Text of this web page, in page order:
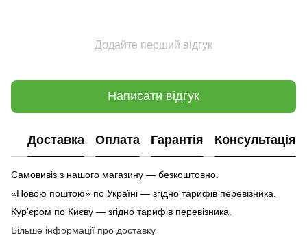
Додайте перший відгук
Написати відгук
Доставка Оплата Гарантія Консультація
Самовивіз з нашого магазину — безкоштовно.
«Новою поштою» по Україні — згідно тарифів перевізника.
Кур'єром по Києву — згідно тарифів перевізника.
Більше інформації про доставку